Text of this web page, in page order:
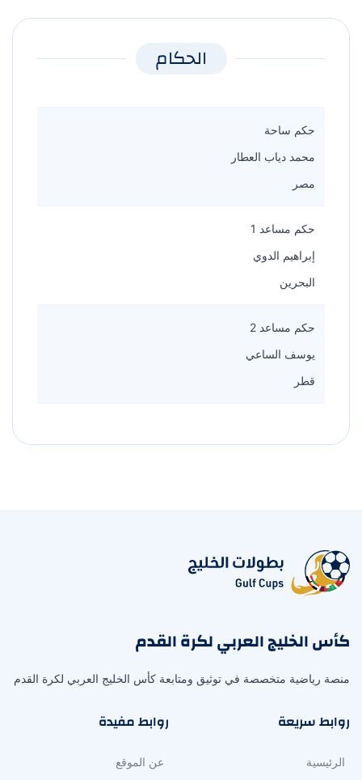
الحكام
حكم ساحة
محمد دياب العطار
مصر
حكم مساعد 1
إبراهيم الدوي
البحرين
حكم مساعد 2
يوسف الساعي
قطر
كأس الخليج العربي لكرة القدم
منصة رياضية متخصصة في توثيق ومتابعة كأس الخليج العربي لكرة القدم
روابط سريعة
الرئيسية
روابط مفيدة
عن الموقع